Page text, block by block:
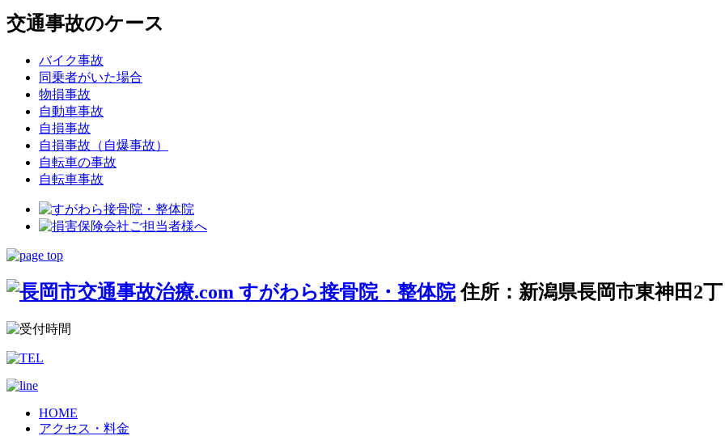
交通事故のケース
バイク事故
同乗者がいた場合
物損事故
自動車事故
自損事故
自損事故（自爆事故）
自転車の事故
自転車事故
住所：新潟県長岡市東神田2
HOME
アクセス・料金